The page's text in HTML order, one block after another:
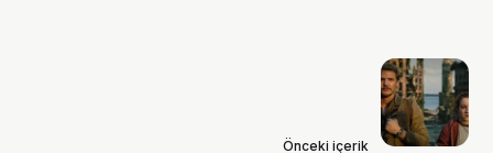
Önceki içerik